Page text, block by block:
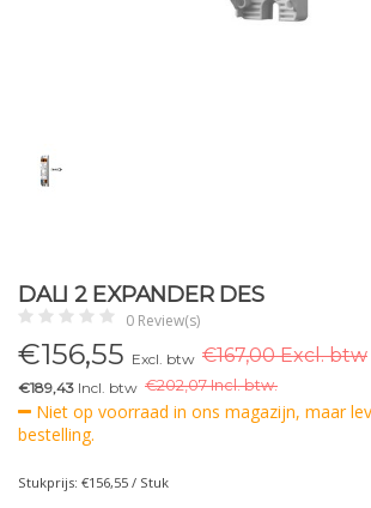
DALI 2 EXPANDER DES
0 Review(s)
€156,55 Excl. btw €167,00 Excl. btw
€189,43 Incl. btw €202,07 Incl. btw.
Niet op voorraad in ons magazijn, maar
bestelling.
Stukprijs: €156,55 / Stuk